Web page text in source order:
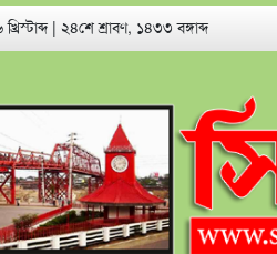
| ২৪শে শ্রাবণ, ১৪৩৩ বঙ্গাব্দ